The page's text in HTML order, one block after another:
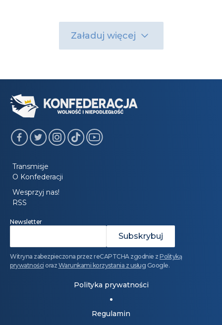
Załaduj więcej
Transmisje
O Konfederacji
Wesprzyj nas!
RSS
Newsletter
Witryna zabezpieczona przez reCAPTCHA zgodnie z Polityką
prywatności oraz Warunkami korzystania z usług Google.
Polityka prywatności
Regulamin